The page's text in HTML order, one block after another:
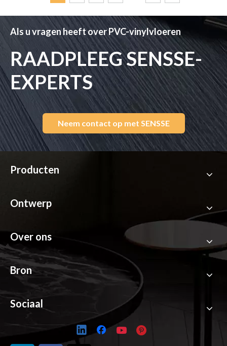
Als u vragen heeft over PVC-vinylvloeren
RAADPLEEG SENSSE-
EXPERTS
Neem contact op met SENSSE
Producten
Ontwerp
Over ons
Bron
Sociaal